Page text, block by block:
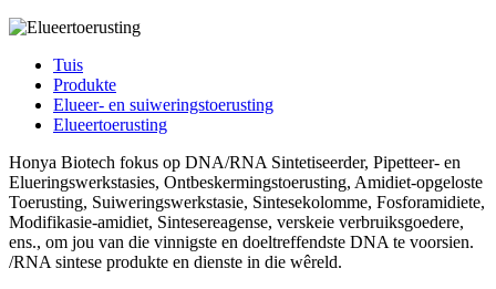
Tuis
Produkte
Elueer- en suiweringstoerusting
Elueertoerusting
Honya Biotech fokus op DNA/RNA Sintetiseerder, Pipetteer- en
Elueringswerkstasies, Ontbeskermingstoerusting, Amidiet-opgeloste
Toerusting, Suiweringswerkstasie, Sintesekolomme, Fosforamidiete,
Modifikasie-amidiet, Sintesereagense, verskeie verbruiksgoedere,
ens., om jou van die vinnigste en doeltreffendste DNA te voorsien.
/RNA sintese produkte en dienste in die wêreld.